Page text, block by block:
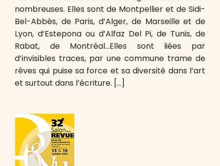
nombreuses. Elles sont de Montpellier et de Sidi-
Bel-Abbès, de Paris, d’Alger, de Marseille et de
Lyon, d’Estepona ou d’Alfaz Del Pi, de Tunis, de
Rabat, de Montréal…Elles sont liées par
d’invisibles traces, par une commune trame de
rêves qui puise sa force et sa diversité dans l’art
et surtout dans l’écriture. […]